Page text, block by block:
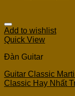
Add to wishlist
Quick View
Đàn Guitar
Guitar Classic
Classic Hay Nhất